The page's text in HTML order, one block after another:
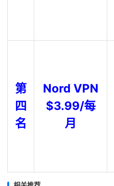
第
四
名
Nord VPN
$3.99/每
月